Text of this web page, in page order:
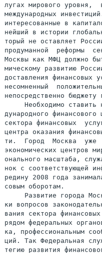
лугах мирового уровня,
международных
интересованные в
нейший в истории
торый не оставляет
продуманной  реформы
Москвы как МФЦ должно
мическому развитию
доставления финансовых
несомненный
непосредственно бюджету
Необходимо ставить
дународного
сектора финансовых
центра оказания
ти.  Город  Москва  уже
экономических центров
онального масштаба,
нок с соответствующей
редину 2008 года
совым оборотам.
Развитие города
ки вопросов
вания сектора
рядом федеральных
ка, профессиональным
ций. Так Федеральная
тегию развития